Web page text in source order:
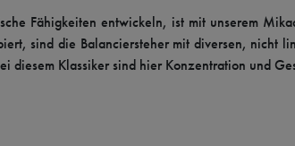
Fähigkeiten entwickeln, ist mit unserem
sind die Balanciersteher mit diversen, nicht
Klassiker sind hier Konzentration und